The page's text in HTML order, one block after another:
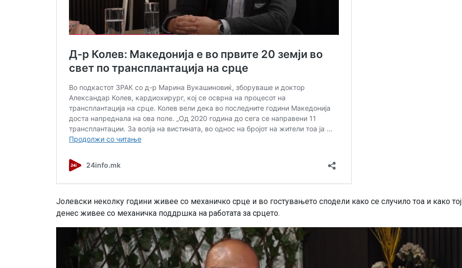
Јолевски неколку години живее со механичко срце и во гостувањето сподели како се случило тоа и како тој
денес живее со механичка поддршка на работата за срцето.